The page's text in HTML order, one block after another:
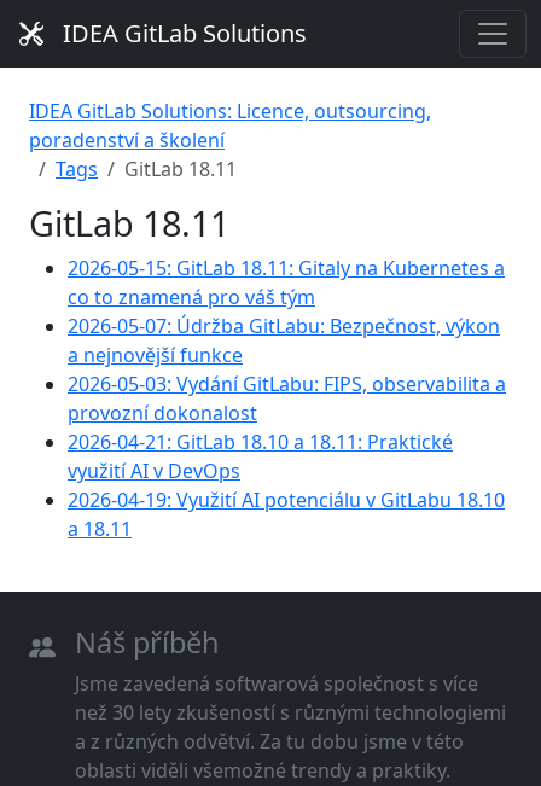
IDEA GitLab Solutions
IDEA GitLab Solutions: Licence, outsourcing,
poradenství a školení
Tags
GitLab 18.11
GitLab 18.11
2026-05-15: GitLab 18.11: Gitaly na Kubernetes a
co to znamená pro váš tým
2026-05-07: Údržba GitLabu: Bezpečnost, výkon
a nejnovější funkce
2026-05-03: Vydání GitLabu: FIPS, observabilita a
provozní dokonalost
2026-04-21: GitLab 18.10 a 18.11: Praktické
využití AI v DevOps
2026-04-19: Využití AI potenciálu v GitLabu 18.10
a 18.11
Náš příběh
Jsme zavedená softwarová společnost s více
než 30 lety zkušeností s různými technologiemi
a z různých odvětví. Za tu dobu jsme v této
oblasti viděli všemožné trendy a praktiky.